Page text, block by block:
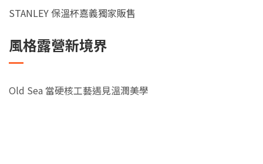
STANLEY 保溫杯嘉義獨家販售
風格露營新境界
Old Sea 當硬核工藝遇見溫潤美學